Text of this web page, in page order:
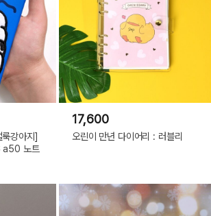
강아지]
a50 노트
17,600
오린이 만년 다이어리 : 러블리